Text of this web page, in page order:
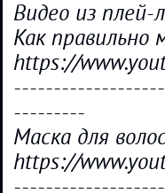
Видео из плей-
Как правильно
https://
---------
Маска для
https://